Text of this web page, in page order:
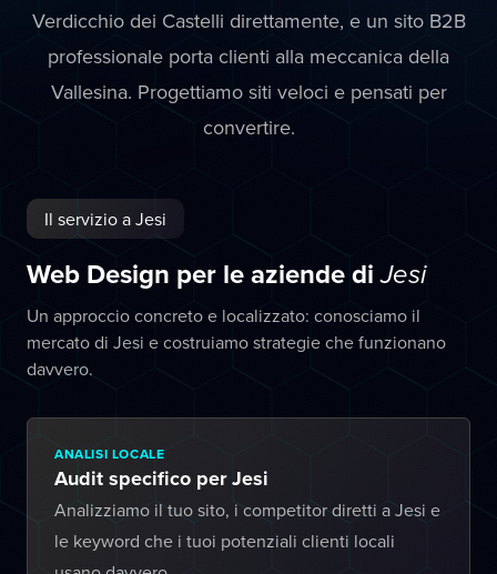
Verdicchio dei Castelli direttamente, e un sito B2B
professionale porta clienti alla meccanica della
Vallesina. Progettiamo siti veloci e pensati per
convertire.
Il servizio a Jesi
Web Design per le aziende diJesi
Un approccio concreto e localizzato: conosciamo il
mercato di Jesi e costruiamo strategie che funzionano
davvero.
ANALISI LOCALE
Audit specifico per Jesi
Analizziamo il tuo sito, i competitor diretti a Jesi e
le keyword che i tuoi potenziali clienti locali